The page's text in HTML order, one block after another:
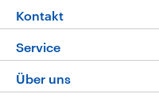
Die Nachrichten
Nachrichtenleicht
Neue Beiträge
Livestream
Podcasts
Deutschlandfunk
Kontakt
Hörerservice
Service
FAQ
Über uns